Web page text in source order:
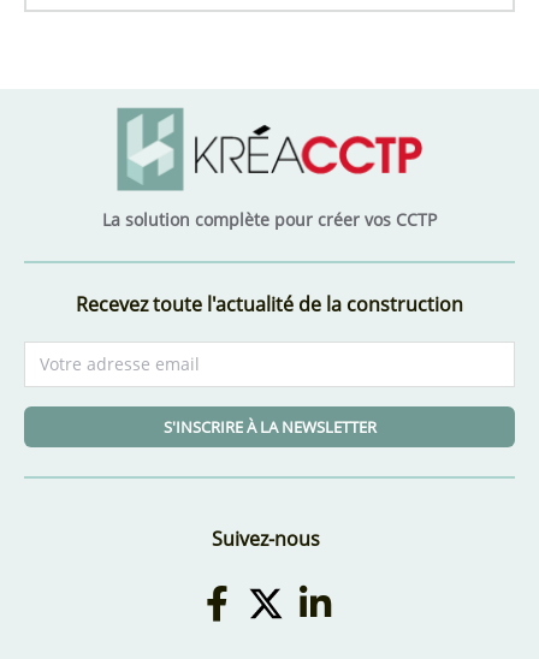
La solution complète pour créer vos CCTP
Recevez toute l'actualité de la construction
S'INSCRIRE À LA NEWSLETTER
Suivez-nous